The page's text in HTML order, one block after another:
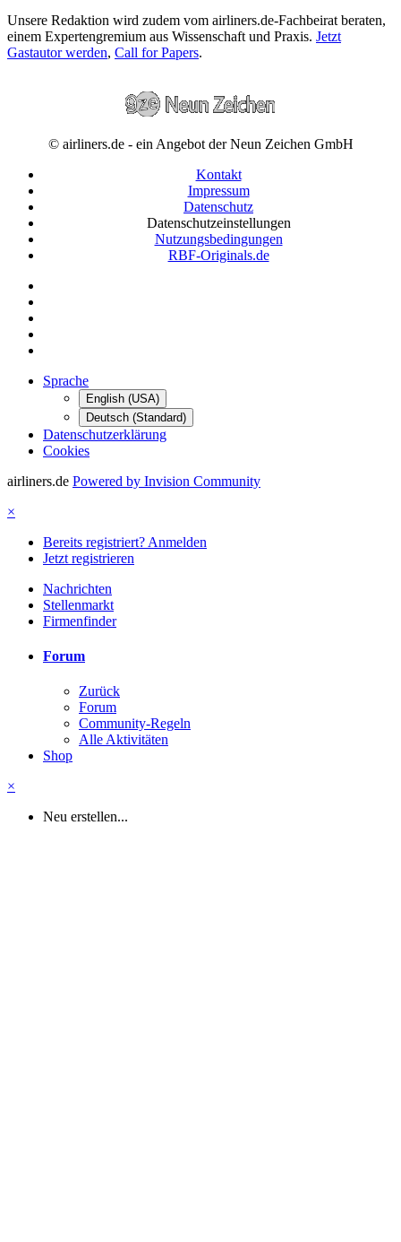
Unsere Redaktion wird zudem vom airliners.de-Fachbeirat beraten,
einem Expertengremium aus Wissenschaft und Praxis. Jetzt
Gastautor werden, Call for Papers.
© airliners.de - ein Angebot der Neun Zeichen GmbH
Kontakt
Impressum
Datenschutz
Datenschutzeinstellungen
Nutzungsbedingungen
RBF-Originals.de
Sprache
English (USA)
Deutsch (Standard)
Datenschutzerklärung
Cookies
airliners.de Powered by Invision Community
×
Bereits registriert? Anmelden
Jetzt registrieren
Nachrichten
Stellenmarkt
Firmenfinder
Forum
Zurück
Forum
Community-Regeln
Alle Aktivitäten
Shop
×
Neu erstellen...